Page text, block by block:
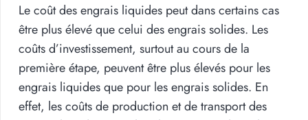
Le coût des engrais liquides peut dans certains cas
être plus élevé que celui des engrais solides. Les
coûts d’investissement, surtout au cours de la
première étape, peuvent être plus élevés pour les
engrais liquides que pour les engrais solides. En
effet, les coûts de production et de transport des